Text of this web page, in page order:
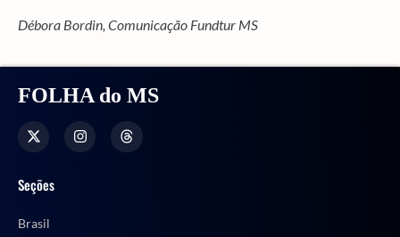
Débora Bordin, Comunicação Fundtur MS
FOLHA do MS
Seções
Brasil